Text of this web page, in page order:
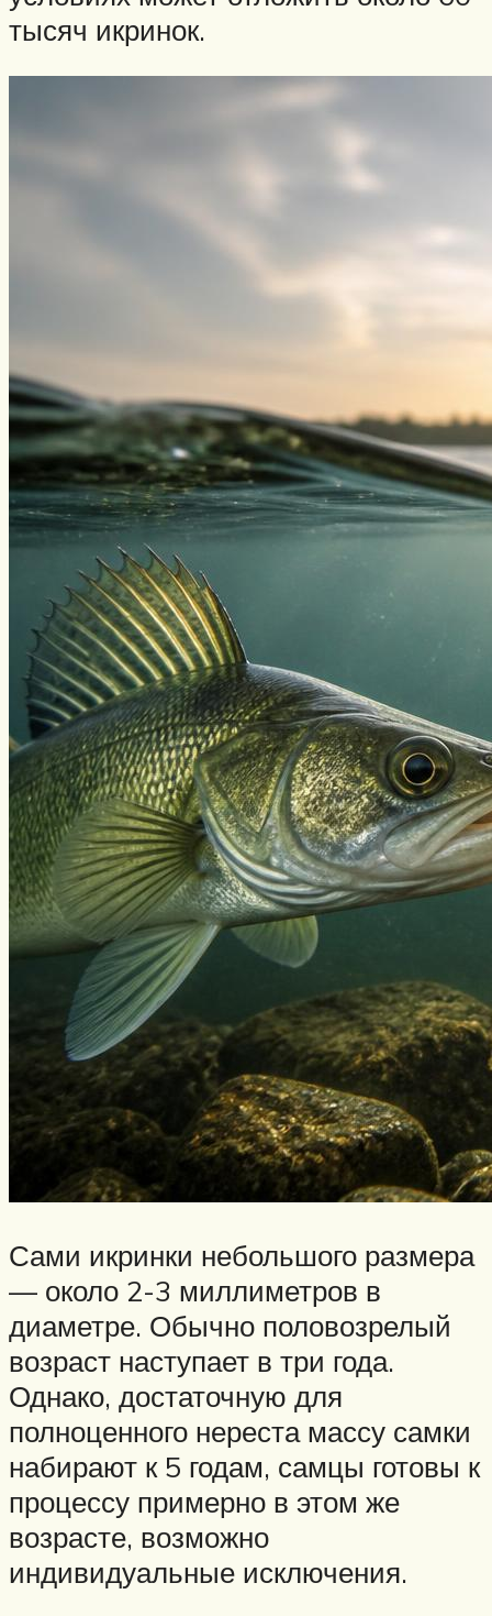
тысяч икринок.
Сами икринки небольшого размера
— около 2-3 миллиметров в
диаметре. Обычно половозрелый
возраст наступает в три года.
Однако, достаточную для
полноценного нереста массу самки
набирают к 5 годам, самцы готовы к
процессу примерно в этом же
возрасте, возможно
индивидуальные исключения.